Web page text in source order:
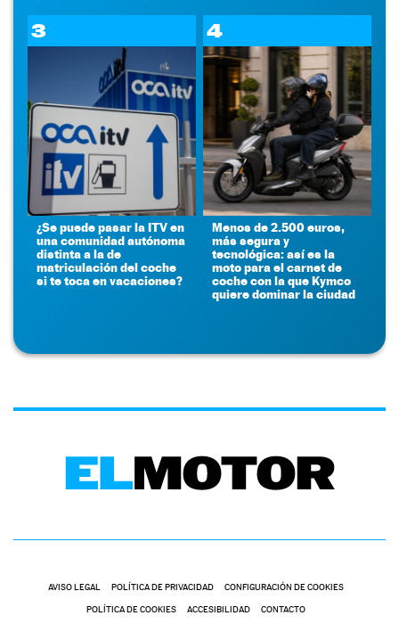
3
¿Se puede pasar la ITV en
una comunidad autónoma
distinta a la de
matriculación del coche
si te toca en vacaciones?
4
Menos de 2.500 euros,
más segura y
tecnológica: así es la
moto para el carnet de
coche con la que Kymco
quiere dominar la ciudad
AVISO LEGAL POLÍTICA DE PRIVACIDAD CONFIGURACIÓN DE COOKIES
POLÍTICA DE COOKIES ACCESIBILIDAD CONTACTO